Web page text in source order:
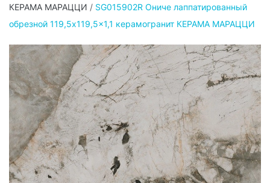
КЕРАМА МАРАЦЦИ / SG015902R Ониче лаппатированный
обрезной 119,5x119,5x1,1 керамогранит КЕРАМА МАРАЦЦИ